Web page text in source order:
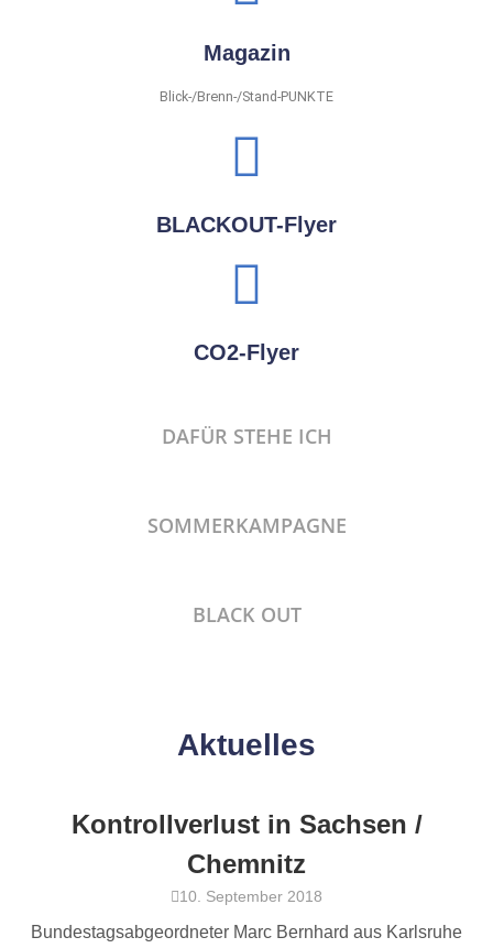
Magazin
Blick-/Brenn-/Stand-PUNKTE
BLACKOUT-Flyer
CO2-Flyer
DAFÜR STEHE ICH
SOMMERKAMPAGNE
BLACK OUT
Aktuelles
Kontrollverlust in Sachsen /
Chemnitz
10. September 2018
Bundestagsabgeordneter Marc Bernhard aus Karlsruhe